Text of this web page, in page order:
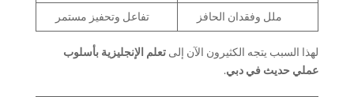
ملل وفقدان الحافز
تفاعل وتحفيز مستمر
لهذا السبب يتجه الكثيرون الآن إلىتعلم الإنجليزية بأسلوب
عملي حديث في دبي.